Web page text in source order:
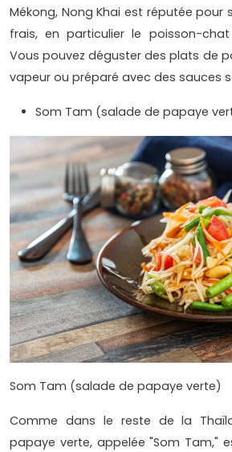
Mékong, Nong Khai est réputée pour
frais, en particulier le poisson-
Vous pouvez déguster des plats de
vapeur ou préparé avec des sauces
Som Tam (salade de papaye
Som Tam (salade de papaye verte)
Comme dans le reste de la
papaye verte, appelée "Som Tam,"